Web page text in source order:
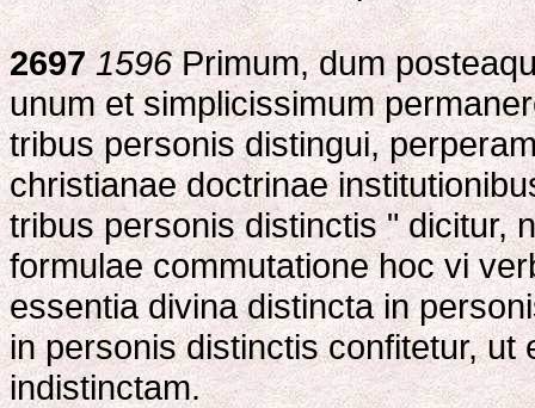
2697 1596Primum, dum
unum et simplicissimum
tribus personis distingui,
christianae doctrinae
tribus personis distinctis " dicitur,
formulae commutatione hoc vi
essentia divina distincta in
in personis distinctis confitetur,
indistinctam.